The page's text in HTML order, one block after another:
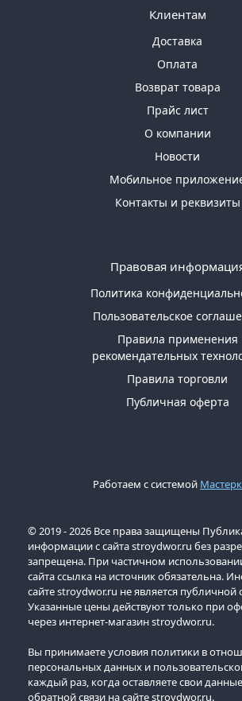
Клиентам
Доставка
Оплата
Возврат товара
Прайс лист
О компании
Новости
Мобильное
Контакты и реквизиты
Правовая
Политика
Пользовательское
Правила применения
рекомендательных
Правила торговли
Публичная оферта
Работаем с системой
© 2019 - 2026 Все права защищены
информации с сайта stroydwor.ru без
запрещена. При частичном
сайта ссылка на источник обязательна.
сайте stroydwor.ru не является публичной
Указанные цены действуют только при
через интернет-магазин stroydwor.ru.
Вы принимаете условия политики в
персональных данных и
каждый раз, когда оставляете свои
обратной связи на сайте stroydwor.ru.